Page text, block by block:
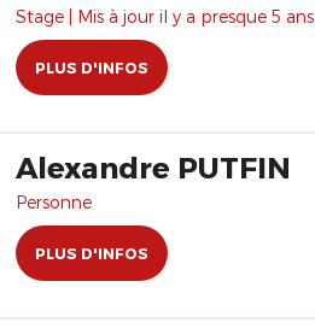
Stage | Mis à jour il y a presque 5 ans.
PLUS D'INFOS
Alexandre PUTFIN
Personne
PLUS D'INFOS